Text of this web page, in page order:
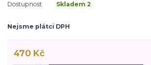
Dostupnost Skladem 2
Nejsme plátci DPH
470 Kč